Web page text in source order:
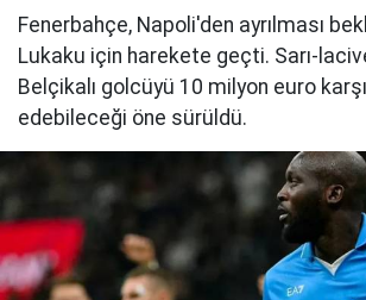
Fenerbahçe, Napoli'den ayrılması
Lukaku için harekete geçti. Sarı-
Belçikalı golcüyü 10 milyon euro
edebileceği öne sürüldü.